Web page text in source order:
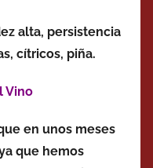
alta, persistencia
cítricos, piña.
Vino
en unos meses
que hemos